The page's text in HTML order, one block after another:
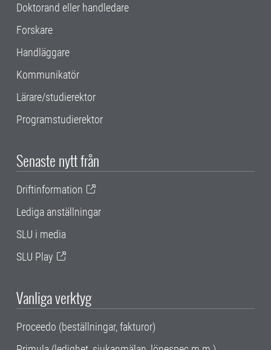
Doktorand eller handledare
Forskare
Handläggare
Kommunikatör
Lärare/studierektor
Programstudierektor
Senaste nytt från
Driftinformation
Lediga anställningar
SLU i media
SLU Play
Vanliga verktyg
Proceedo (beställningar, fakturor)